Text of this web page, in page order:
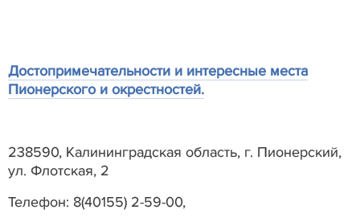
Достопримечательности и интересные места
Пионерского и окрестностей.
238590, Калининградская область, г. Пионерский,
ул. Флотская, 2
Телефон: 8(40155) 2-59-00,